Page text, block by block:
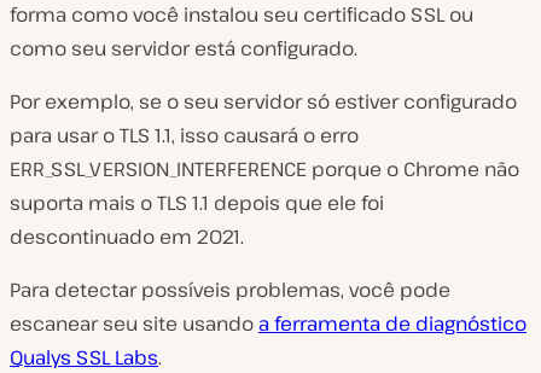
forma como você instalou seu certificado SSL ou
como seu servidor está configurado.
Por exemplo, se o seu servidor só estiver configurado
para usar o TLS 1.1, isso causará o erro
ERR_SSL_VERSION_INTERFERENCE porque o Chrome não
suporta mais o TLS 1.1 depois que ele foi
descontinuado em 2021.
Para detectar possíveis problemas, você pode
escanear seu site usando a ferramenta de diagnóstico
Qualys SSL Labs.